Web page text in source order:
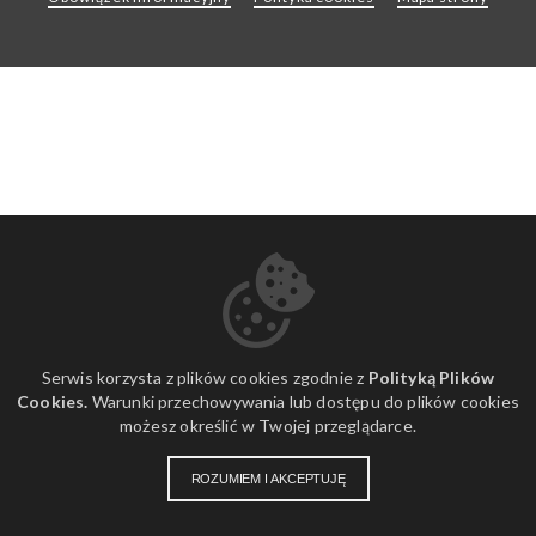
Serwis korzysta z plików cookies zgodnie z Polityką Plików
Cookies. Warunki przechowywania lub dostępu do plików cookies
możesz określić w Twojej przeglądarce.
ROZUMIEM I AKCEPTUJĘ